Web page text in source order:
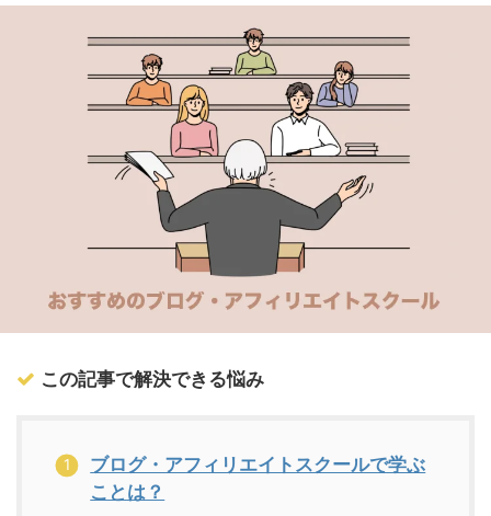
この記事で解決できる悩み
ブログ・アフィリエイトスクールで学ぶ
ことは？